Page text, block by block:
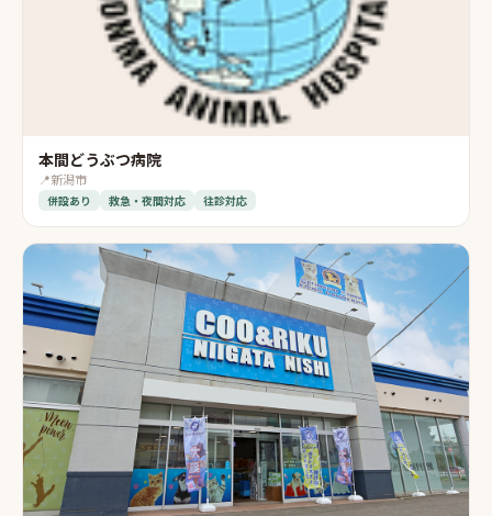
本間どうぶつ病院
📍新潟市
併設あり 救急・夜間対応 往診対応